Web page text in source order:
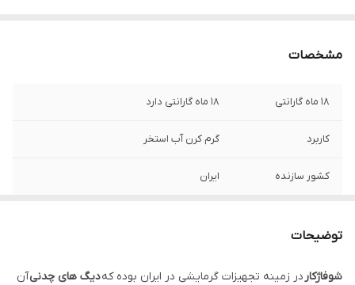
مشخصات
18 ماه گارانتی 18 ماه گارانتی دارد
کاربرد گرم کرن آب استخر
کشور سازنده ایران
توضیحات
شوفاژکار در زمینه تجهیزات گرمایشی در ایران بوده کهدیگ های چدنیآن